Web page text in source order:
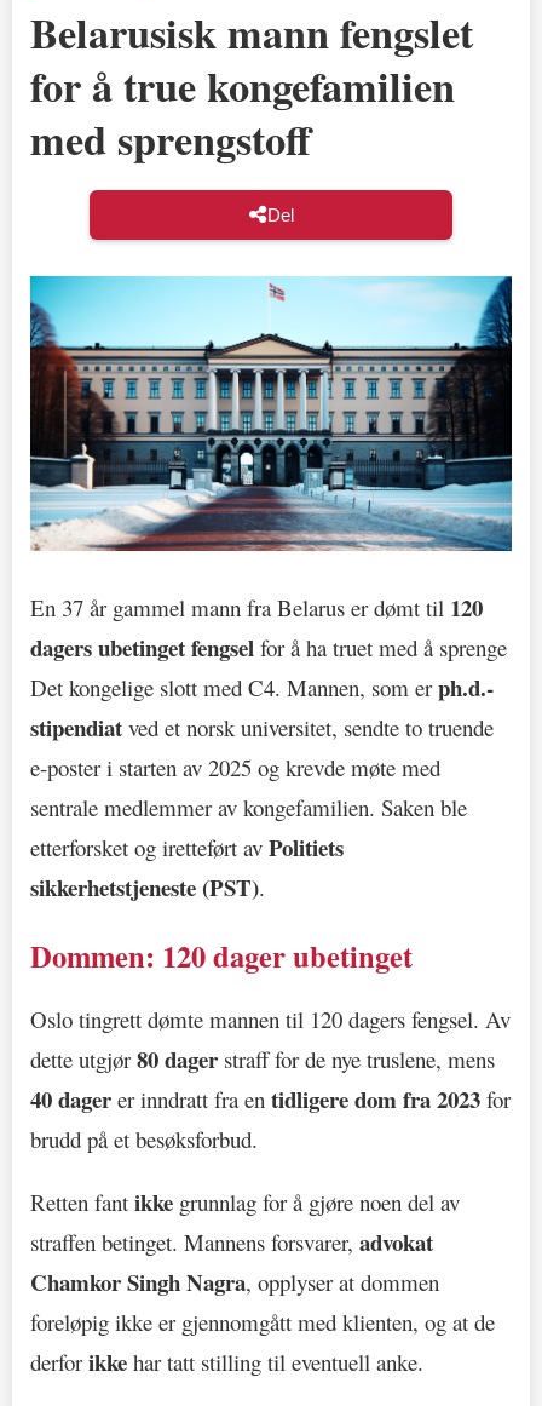
Belarusisk mann fengslet
for å true kongefamilien
med sprengstoff
Del
En 37 år gammel mann fra Belarus er dømt til 120
dagers ubetinget fengsel for å ha truet med å sprenge
Det kongelige slott med C4. Mannen, som erph.d.-
stipendiat ved et norsk universitet, sendte to truende
e-poster i starten av 2025 og krevde møte med
sentrale medlemmer av kongefamilien. Saken ble
etterforsket og iretteført av Politiets
sikkerhetstjeneste (PST).
Dommen: 120 dager ubetinget
Oslo tingrett dømte mannen til 120 dagers fengsel. Av
dette utgjør80 dager straff for de nye truslene, mens
40 dager er inndratt fra en tidligere dom fra 2023 for
brudd på et besøksforbud.
Retten fant ikke grunnlag for å gjøre noen del av
straffen betinget. Mannens forsvarer, advokat
Chamkor Singh Nagra, opplyser at dommen
foreløpig ikke er gjennomgått med klienten, og at de
derforikke har tatt stilling til eventuell anke.